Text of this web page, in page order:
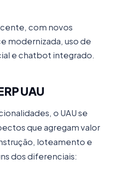
com novos
modernizada, uso de
e chatbot integrado.
UAU
o UAU se
que agregam valor
loteamento e
dos diferenciais: